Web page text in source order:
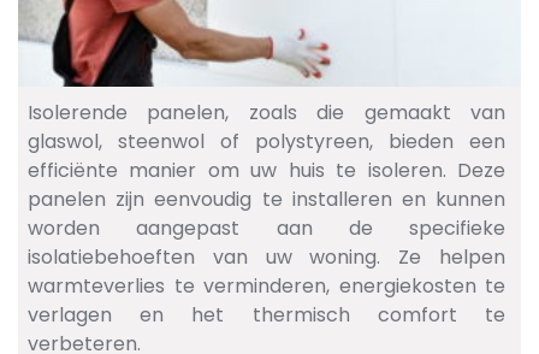
Isolerende panelen, zoals die gemaakt van
glaswol, steenwol of polystyreen, bieden een
efficiënte manier om uw huis te isoleren. Deze
panelen zijn eenvoudig te installeren en kunnen
worden aangepast aan de specifieke
isolatiebehoeften van uw woning. Ze helpen
warmteverlies te verminderen, energiekosten te
verlagen en het thermisch comfort te
verbeteren.